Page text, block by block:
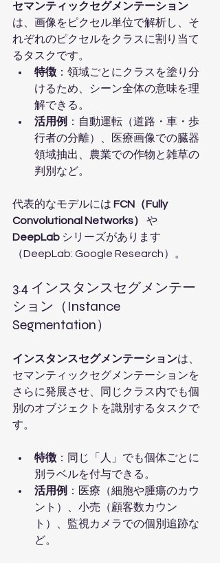
セマンティックセグメンテーション
は、画像をピクセル単位で解析し、そ
れぞれのピクセルをクラスに割り当て
るタスクです。
特徴 ：領域ごとにクラスを塗り分
けるため、シーン全体の意味を理
解できる。
活用例
：自動運転（道路・車・歩
行者の分離）、医療画像での臓器
領域抽出、農業での作物と雑草の
判別など。
代表的なモデルには FCN（Fully
Convolutional Networks）
や
DeepLab シリーズがあります
（DeepLab: Google Research）。
3.4 インスタンスセグメンテー
ション（Instance
Segmentation）
インスタンスセグメンテーションは、
セマンティックセグメンテーションを
さらに発展させ、同じクラス内でも個
別のオブジェクトを識別するタスクで
す。
特徴 ：同じ「人」でも個体ごとに
別ラベルを付与できる。
活用例
：医療（細胞や腫瘍のカウ
ント）、小売（顧客数カウン
ト）、監視カメラでの個別追跡な
ど。